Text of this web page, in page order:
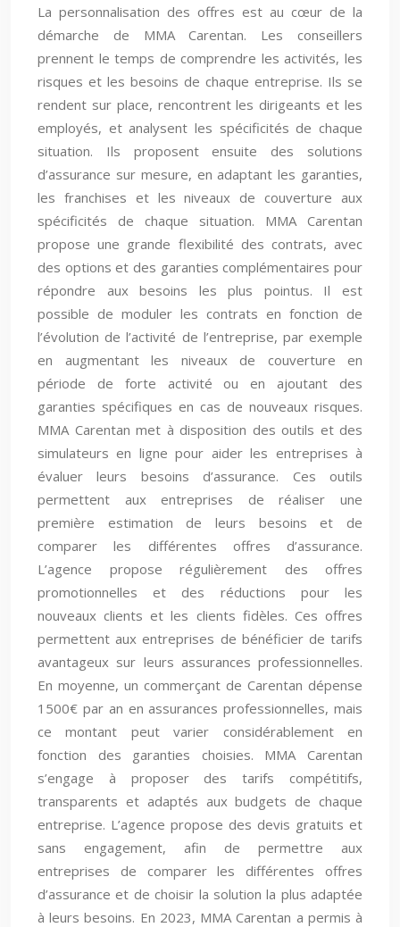
La personnalisation des offres est au cœur de la
démarche de MMA Carentan. Les conseillers
prennent le temps de comprendre les activités, les
risques et les besoins de chaque entreprise. Ils se
rendent sur place, rencontrent les dirigeants et les
employés, et analysent les spécificités de chaque
situation. Ils proposent ensuite des solutions
d’assurance sur mesure, en adaptant les garanties,
les franchises et les niveaux de couverture aux
spécificités de chaque situation. MMA Carentan
propose une grande flexibilité des contrats, avec
des options et des garanties complémentaires pour
répondre aux besoins les plus pointus. Il est
possible de moduler les contrats en fonction de
l’évolution de l’activité de l’entreprise, par exemple
en augmentant les niveaux de couverture en
période de forte activité ou en ajoutant des
garanties spécifiques en cas de nouveaux risques.
MMA Carentan met à disposition des outils et des
simulateurs en ligne pour aider les entreprises à
évaluer leurs besoins d’assurance. Ces outils
permettent aux entreprises de réaliser une
première estimation de leurs besoins et de
comparer les différentes offres d’assurance.
L’agence propose régulièrement des offres
promotionnelles et des réductions pour les
nouveaux clients et les clients fidèles. Ces offres
permettent aux entreprises de bénéficier de tarifs
avantageux sur leurs assurances professionnelles.
En moyenne, un commerçant de Carentan dépense
1500€ par an en assurances professionnelles, mais
ce montant peut varier considérablement en
fonction des garanties choisies. MMA Carentan
s’engage à proposer des tarifs compétitifs,
transparents et adaptés aux budgets de chaque
entreprise. L’agence propose des devis gratuits et
sans engagement, afin de permettre aux
entreprises de comparer les différentes offres
d’assurance et de choisir la solution la plus adaptée
à leurs besoins. En 2023, MMA Carentan a permis à